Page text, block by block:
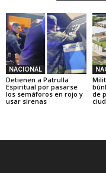
NACIONAL
Detienen a Patrulla
Espiritual por pasarse
los semáforos en rojo y
usar sirenas
de